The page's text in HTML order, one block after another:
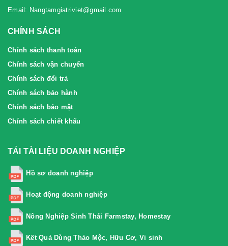
Email: Nangtamgiatriviet@gmail.com
CHÍNH SÁCH
Chính sách thanh toán
Chính sách vận chuyển
Chính sách đổi trả
Chính sách bảo hành
Chính sách bảo mật
Chính sách chiết khấu
TẢI TÀI LIỆU DOANH NGHIỆP
Hồ sơ doanh nghiệp
Hoạt động doanh nghiệp
Nông Nghiệp Sinh Thái Farmstay, Homestay
Kết Quả Dùng Thảo Mộc, Hữu Cơ, Vi sinh